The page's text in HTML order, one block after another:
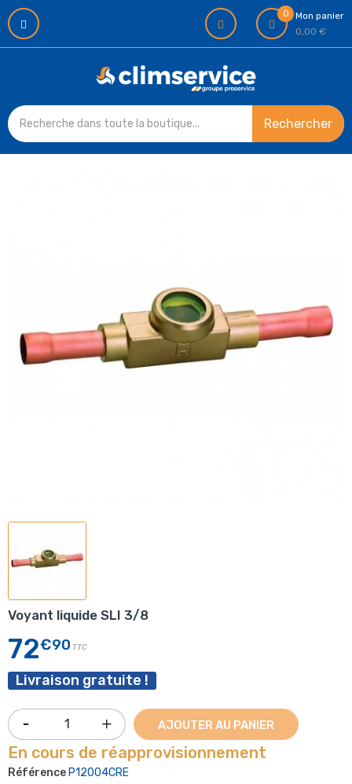
0
Mon panier
0,00 €
Rechercher
Voyant liquide SLI 3/8
72€90 TTC
Livraison gratuite !
AJOUTER AU PANIER
En cours de réapprovisionnement
Référence P12004CRE